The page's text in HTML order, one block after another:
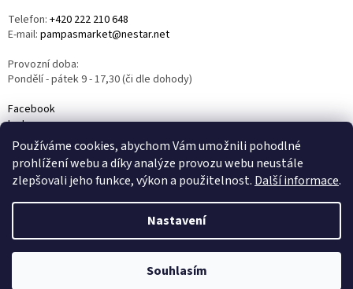
Používáme cookies, abychom Vám umožnili pohodlné
prohlížení webu a díky analýze provozu webu neustále
zlepšovali jeho funkce, výkon a použitelnost. Další informace.
Nastavení
Souhlasím
Telefon: +420 222 210 648
E-mail: pampasmarket@nestar.net
Provozní doba:
Pondělí - pátek 9 - 17,30 (či dle dohody)
Facebook
Instagram
YouTube
Vytvořil Shoptet
PAMPAS MARKET. Všechna práva vyhrazena.